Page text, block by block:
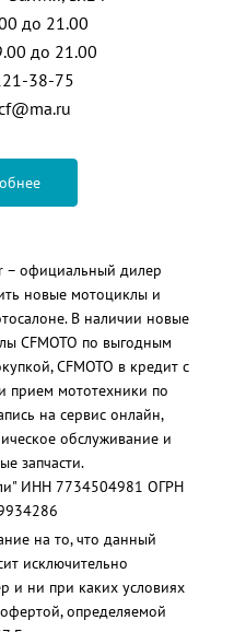
до 21.00
до 21.00
38-75
– официальный дилер
новые мотоциклы и
В наличии новые
CFMOTO по выгодным
CFMOTO в кредит с
прием мототехники по
на сервис онлайн,
обслуживание и
запчасти.
ИНН 7734504981 ОГРН
на то, что данный
исключительно
и ни при каких условиях
определяемой